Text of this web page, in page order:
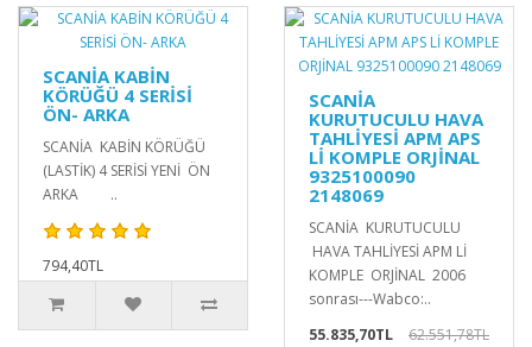
SCANİA KABİN
KÖRÜĞÜ 4 SERİSİ
ÖN- ARKA
SCANİA KABİN KÖRÜĞÜ
(LASTİK) 4 SERİSİ YENİ ÖN
ARKA ..
794,40TL
SCANİA
KURUTUCULU HAVA
TAHLİYESİ APM APS
Lİ KOMPLE ORJİNAL
9325100090
2148069
SCANİA KURUTUCULU
HAVA TAHLİYESİ APM Lİ
KOMPLE ORJİNAL 2006
sonrası---Wabco:..
55.835,70TL
62.551,78TL